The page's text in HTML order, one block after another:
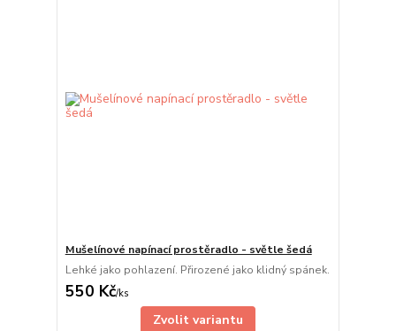
Mušelínové napínací prostěradlo - světle šedá
Lehké jako pohlazení. Přirozené jako klidný spánek.
550 Kč/ks
Zvolit variantu